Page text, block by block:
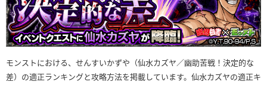
モンストにおける、せんすいかずや（仙水カズヤ／幽助苦戦！決定的な
差）の適正ランキングと攻略方法を掲載しています。仙水カズヤの適正キ